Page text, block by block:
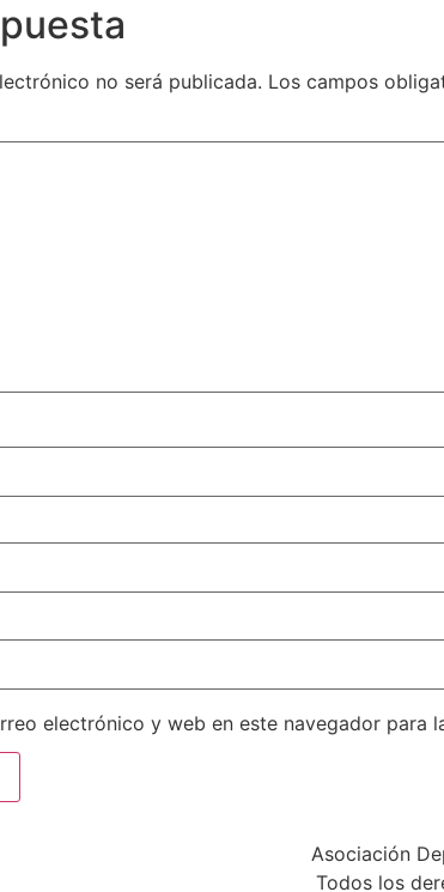
no será publicada. Los campos
electrónico y web en este navegador para
Asociación
Todos los